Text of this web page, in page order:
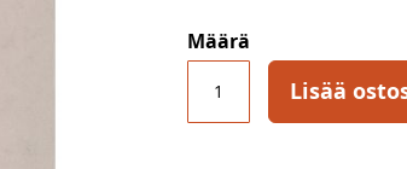
Määrä
Lisää